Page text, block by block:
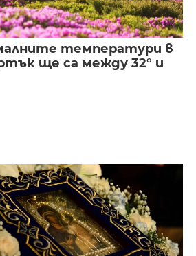
температури в
ще са между 32° и